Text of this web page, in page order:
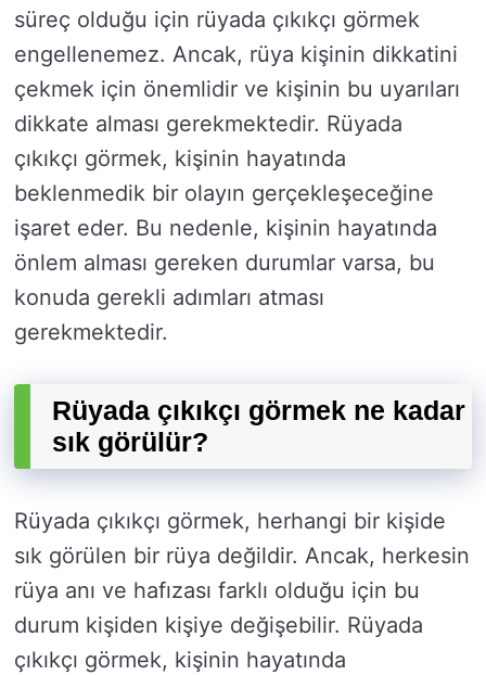
süreç olduğu için rüyada çıkıkçı görmek
engellenemez. Ancak, rüya kişinin dikkatini
çekmek için önemlidir ve kişinin bu uyarıları
dikkate alması gerekmektedir. Rüyada
çıkıkçı görmek, kişinin hayatında
beklenmedik bir olayın gerçekleşeceğine
işaret eder. Bu nedenle, kişinin hayatında
önlem alması gereken durumlar varsa, bu
konuda gerekli adımları atması
gerekmektedir.
Rüyada çıkıkçı görmek ne kadar
sık görülür?
Rüyada çıkıkçı görmek, herhangi bir kişide
sık görülen bir rüya değildir. Ancak, herkesin
rüya anı ve hafızası farklı olduğu için bu
durum kişiden kişiye değişebilir. Rüyada
çıkıkçı görmek, kişinin hayatında